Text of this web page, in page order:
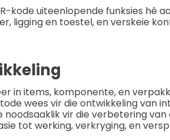
kode uiteenlopende funksies hê
ligging en toestel, en verskeie
in items, komponente, en
wees vir die ontwikkeling van
vir die verbetering van
tot werking, verkryging, en